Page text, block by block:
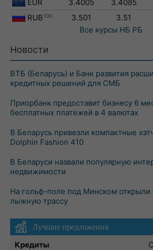
EUR
3.4005 3.4085
RUB 100 3.501 3.51
Все курсы НБ РБ
Новости
ВТБ (Беларусь) и Банк развития
кредитных решений для СМБ
Приорбанк предоставит бизнесу 6
бесплатных платежей в 4 валютах
В Беларусь привезли компактные
Dolphin Fashion 410
В Беларуси назвали популярную
недвижимости
На гольф-поле под Минском открыли
лыжную трассу
Лучшие предложения
Кредиты